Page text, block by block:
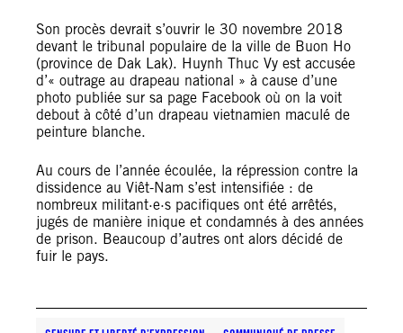
Son procès devrait s’ouvrir le 30 novembre 2018
devant le tribunal populaire de la ville de Buon Ho
(province de Dak Lak). Huynh Thuc Vy est accusée
d’« outrage au drapeau national » à cause d’une
photo publiée sur sa page Facebook où on la voit
debout à côté d’un drapeau vietnamien maculé de
peinture blanche.
Au cours de l’année écoulée, la répression contre la
dissidence au Viêt-Nam s’est intensifiée : de
nombreux militant·e·s pacifiques ont été arrêtés,
jugés de manière inique et condamnés à des années
de prison. Beaucoup d’autres ont alors décidé de
fuir le pays.